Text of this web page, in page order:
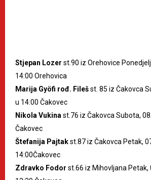
Stjepan Lozer st.90 iz Orehovice
14:00 Orehovica
Marija Gyöfi rođ. Filešst. 85 iz Čakovca
u 14:00 Čakovec
Nikola Vukinast.76 iz Čakovca Subota,
Čakovec
Štefanija Pajtakst.87 iz Čakovca Petak,
14:00Čakovec
Zdravko Fodor st.66 iz Mihovljana Petak,